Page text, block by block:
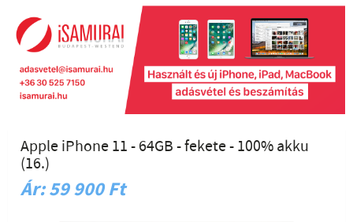
Apple iPhone 11 - 64GB - fekete - 100% akku
(16.)
Ár: 59 900 Ft